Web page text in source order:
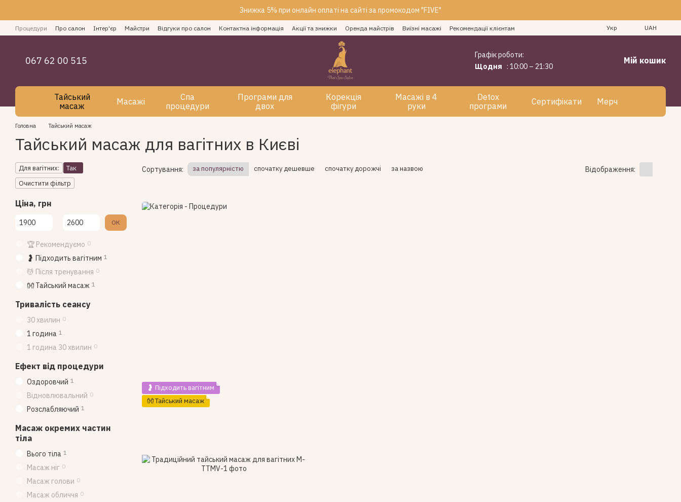
Знижка 5% при онлайн оплаті на сайті за промокодом "FIVE"
Процедури Про салон Інтер'єр Майстри Відгуки про салон Контактна інформація Акції та знижки Оренда майстрів Виїзні масажі
Рекомендації клієнтам
Як оплатити СПА послуги
Блог Угода користувача
Укр UAH
067 62 00 515
Графік роботи:
Щодня
: 10:00 – 21:30
Мій кошик
Тайський
масаж
Масажі
Спа
процедури
Програми для
двох
Корекція
фігури
Масажі в 4
руки
Detox
програми
Сертифікати Мерч
Головна Тайський масаж
Тайський масаж для вагітних в Києві
Сортування: за популярністю спочатку дешевше спочатку дорожчі за назвою Відображення:
🤰 Підходить вагітним
👐 Тайський масаж
Для вагітних:
Так
Очистити фільтр
Ціна, грн
Від Ціна, грн
До Ціна, грн ОК
🏆 Рекомендуємо 0
🤰 Підходить вагітним 1
💆 Після тренування 0
👐 Тайський масаж 1
Тривалість сеансу
30 хвилин 0
1 година 1
1 година 30 хвилин 0
Ефект від процедури
Оздоровчий 1
Відновлювальний 0
Розслабляючий 1
Масаж окремих частин
тіла
Вього тіла 1
Масаж ніг 0
Масаж голови 0
Масаж обличчя 0